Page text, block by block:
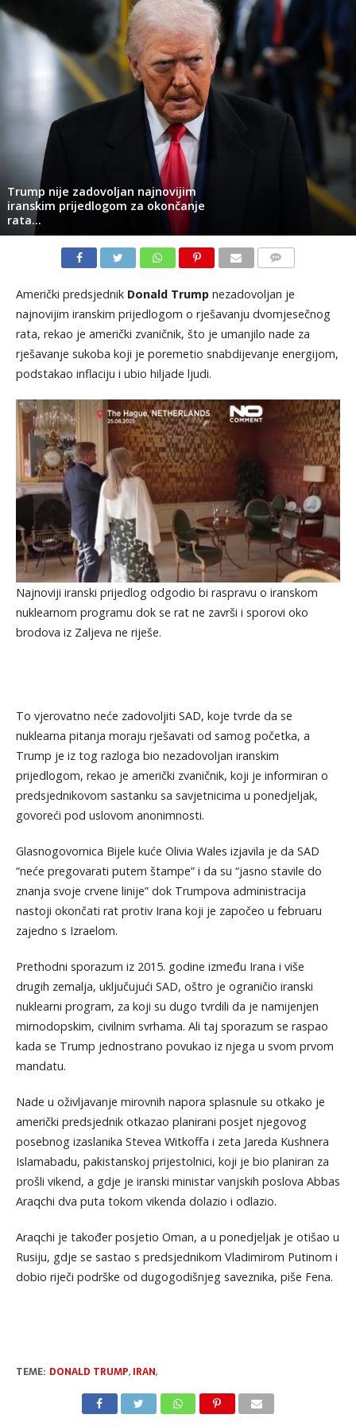
Trump nije zadovoljan najnovijim
iranskim prijedlogom za okončanje
rata…
Američki predsjednikDonald Trumpnezadovoljan je
najnovijim iranskim prijedlogom o rješavanju dvomjesečnog
rata, rekao je američki zvaničnik, što je umanjilo nade za
rješavanje sukoba koji je poremetio snabdijevanje energijom,
podstakao inflaciju i ubio hiljade ljudi.
Najnoviji iranski prijedlog odgodio bi raspravu o iranskom
nuklearnom programu dok se rat ne završi i sporovi oko
brodova iz Zaljeva ne riješe.
To vjerovatno neće zadovoljiti SAD, koje tvrde da se
nuklearna pitanja moraju rješavati od samog početka, a
Trump je iz tog razloga bio nezadovoljan iranskim
prijedlogom, rekao je američki zvaničnik, koji je informiran o
predsjednikovom sastanku sa savjetnicima u ponedjeljak,
govoreći pod uslovom anonimnosti.
Glasnogovornica Bijele kuće Olivia Wales izjavila je da SAD
“neće pregovarati putem štampe” i da su “jasno stavile do
znanja svoje crvene linije” dok Trumpova administracija
nastoji okončati rat protiv Irana koji je započeo u februaru
zajedno s Izraelom.
Prethodni sporazum iz 2015. godine između Irana i više
drugih zemalja, uključujući SAD, oštro je ograničio iranski
nuklearni program, za koji su dugo tvrdili da je namijenjen
mirnodopskim, civilnim svrhama. Ali taj sporazum se raspao
kada se Trump jednostrano povukao iz njega u svom prvom
mandatu.
Nade u oživljavanje mirovnih napora splasnule su otkako je
američki predsjednik otkazao planirani posjet njegovog
posebnog izaslanika Stevea Witkoffa i zeta Jareda Kushnera
Islamabadu, pakistanskoj prijestolnici, koji je bio planiran za
prošli vikend, a gdje je iranski ministar vanjskih poslova Abbas
Araqchi dva puta tokom vikenda dolazio i odlazio.
Araqchi je također posjetio Oman, a u ponedjeljak je otišao u
Rusiju, gdje se sastao s predsjednikom Vladimirom Putinom i
dobio riječi podrške od dugogodišnjeg saveznika, piše Fena.
TEME: DONALD TRUMP, IRAN,